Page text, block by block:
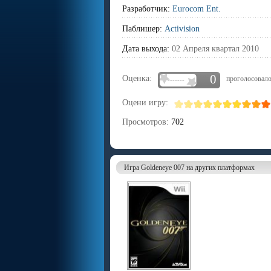
Разработчик: Eurocom Ent.
Паблишер: Activision
Дата выхода: 02 Апреля квартал 2010
Оценка: ------- 0
Оцени игру:
Просмотров: 702
Игра Goldeneye 007 на других платформах